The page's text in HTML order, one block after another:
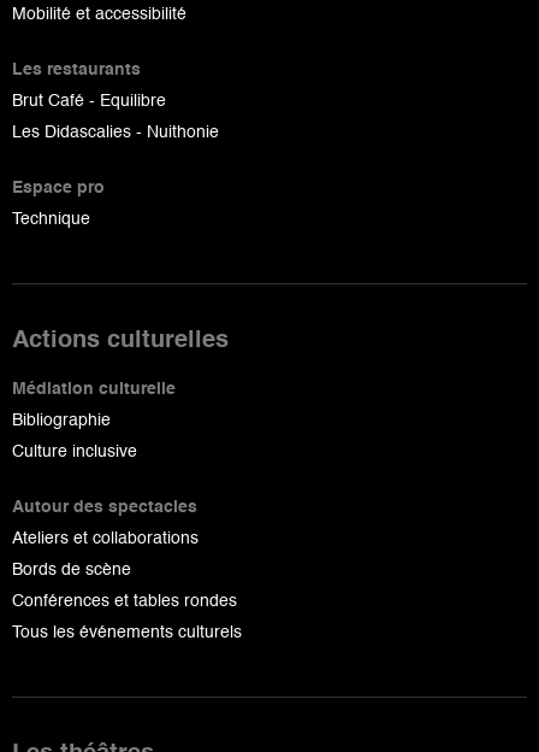
Mobilité et accessibilité
Les restaurants
Brut Café - Equilibre
Les Didascalies - Nuithonie
Espace pro
Technique
Actions culturelles
Médiation culturelle
Bibliographie
Culture inclusive
Autour des spectacles
Ateliers et collaborations
Bords de scène
Conférences et tables rondes
Tous les événements culturels